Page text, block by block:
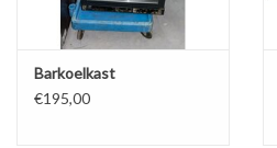
Barkoelkast
€195,00